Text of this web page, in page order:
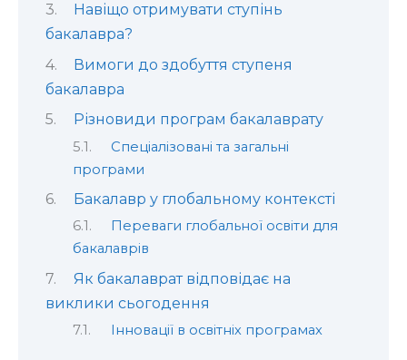
Навіщо отримувати ступінь
бакалавра?
Вимоги до здобуття ступеня
бакалавра
Різновиди програм бакалаврату
Спеціалізовані та загальні
програми
Бакалавр у глобальному контексті
Переваги глобальної освіти для
бакалаврів
Як бакалаврат відповідає на
виклики сьогодення
Інновації в освітніх програмах